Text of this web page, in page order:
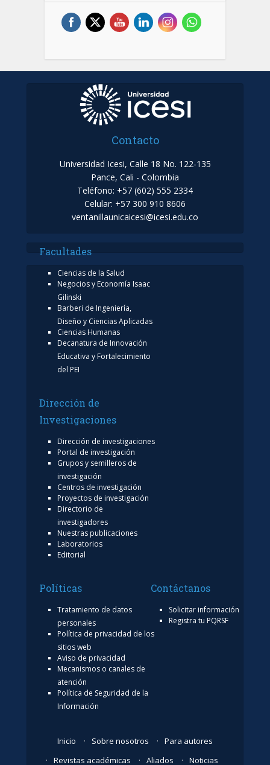
Contacto
Universidad Icesi, Calle 18 No. 122-135
Pance, Cali - Colombia
Teléfono: +57 (602) 555 2334
Celular: +57 300 910 8606
ventanillaunicaicesi@icesi.edu.co
Facultades
Ciencias de la Salud
Negocios y Economía Isaac
Gilinski
Barberi de Ingeniería,
Diseño y Ciencias Aplicadas
Ciencias Humanas
Decanatura de Innovación
Educativa y Fortalecimiento
del PEI
Dirección de
Investigaciones
Dirección de investigaciones
Portal de investigación
Grupos y semilleros de
investigación
Centros de investigación
Proyectos de investigación
Directorio de
investigadores
Nuestras publicaciones
Laboratorios
Editorial
Políticas
Tratamiento de datos
personales
Política de privacidad de los
sitios web
Aviso de privacidad
Mecanismos o canales de
atención
Política de Seguridad de la
Información
Contáctanos
Solicitar información
Registra tu PQRSF
Inicio Sobre nosotros
Para autores
Revistas académicas
Aliados Noticias